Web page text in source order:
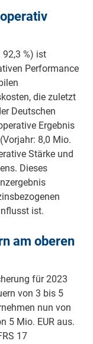
92,3 %) ist
Performance
die zuletzt
Deutschen
Ergebnis
8,0 Mio.
Stärke und
Dieses
ist.
am oberen
für 2023
von 3 bis 5
nun von
5 Mio. EUR aus.
17